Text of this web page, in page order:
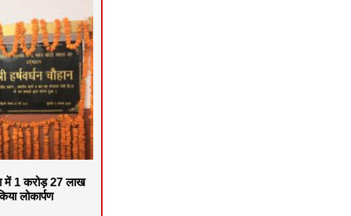
में 1 करोड़ 27 लाख
लोकार्पण